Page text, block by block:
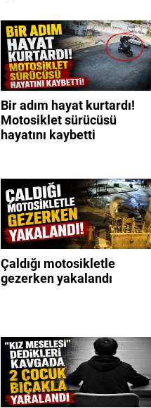
Bir adım hayat kurtardı!
Motosiklet sürücüsü
hayatını kaybetti
Çaldığı motosikletle
gezerken yakalandı